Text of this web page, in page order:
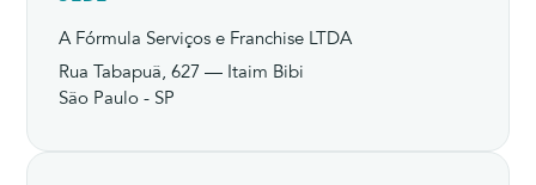
A Fórmula Serviços e Franchise LTDA
Rua Tabapuã, 627 — Itaim Bibi
São Paulo - SP